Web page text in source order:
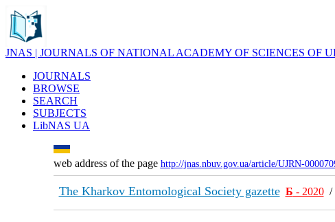
JNAS | JOURNALS OF NATIONAL ACADEMY OF SCIENCES OF
JOURNALS
BROWSE
SEARCH
SUBJECTS
LibNAS UA
web address of the page http://jnas.nbuv.gov.ua/article/UJRN-
The Kharkov Entomological Society gazette Б - 2020